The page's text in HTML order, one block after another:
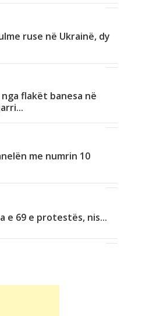
ruse në Ukrainë, dy
flakët banesa në
me numrin 10
e 69 e protestës, nis...